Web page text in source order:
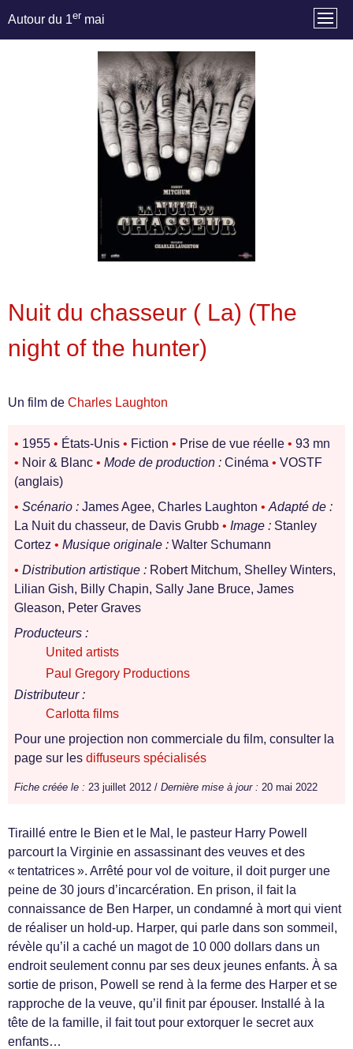
Autour du 1er mai
Nuit du chasseur ( La) (The
night of the hunter)
Un film de Charles Laughton
• 1955 • États-Unis • Fiction • Prise de vue réelle • 93 mn
• Noir & Blanc • Mode de production : Cinéma • VOSTF
(anglais)
• Scénario : James Agee, Charles Laughton • Adapté de :
La Nuit du chasseur, de Davis Grubb • Image : Stanley
Cortez • Musique originale : Walter Schumann
• Distribution artistique : Robert Mitchum, Shelley Winters,
Lilian Gish, Billy Chapin, Sally Jane Bruce, James
Gleason, Peter Graves
Producteurs :
United artists
Paul Gregory Productions
Distributeur :
Carlotta films
Pour une projection non commerciale du film, consulter la
page sur les diffuseurs spécialisés
Fiche créée le : 23 juillet 2012 / Dernière mise à jour : 20 mai 2022
Tiraillé entre le Bien et le Mal, le pasteur Harry Powell
parcourt la Virginie en assassinant des veuves et des
« tentatrices ». Arrêté pour vol de voiture, il doit purger une
peine de 30 jours d’incarcération. En prison, il fait la
connaissance de Ben Harper, un condamné à mort qui vient
de réaliser un hold-up. Harper, qui parle dans son sommeil,
révèle qu’il a caché un magot de 10 000 dollars dans un
endroit seulement connu par ses deux jeunes enfants. À sa
sortie de prison, Powell se rend à la ferme des Harper et se
rapproche de la veuve, qu’il finit par épouser. Installé à la
tête de la famille, il fait tout pour extorquer le secret aux
enfants…